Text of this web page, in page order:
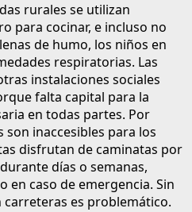
rurales se utilizan
para cocinar, e incluso no
de humo, los niños en
respiratorias. Las
instalaciones sociales
falta capital para la
en todas partes. Por
inaccesibles para los
disfrutan de caminatas por
días o semanas,
en caso de emergencia. Sin
es problemático.